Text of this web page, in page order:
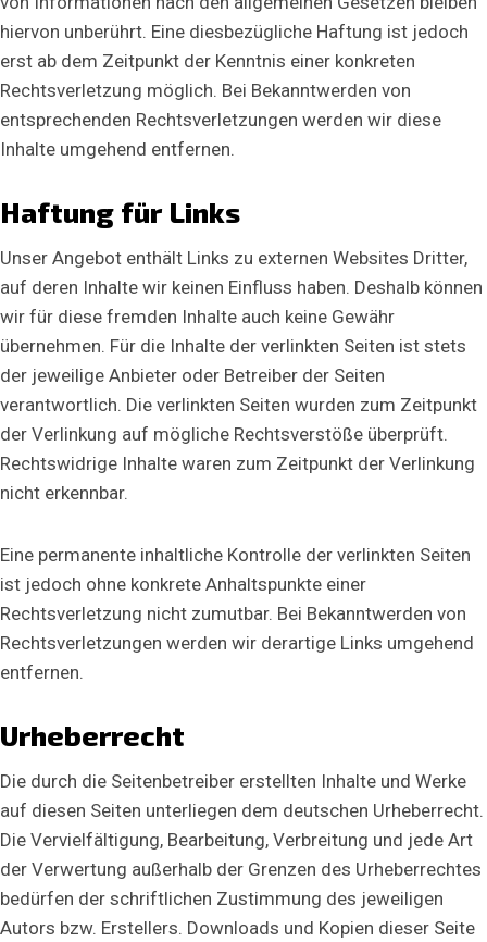
hiervon unberührt. Eine diesbezügliche Haftung ist jedoch
erst ab dem Zeitpunkt der Kenntnis einer konkreten
Rechtsverletzung möglich. Bei Bekanntwerden von
entsprechenden Rechtsverletzungen werden wir diese
Inhalte umgehend entfernen.
Haftung für Links
Unser Angebot enthält Links zu externen Websites Dritter,
auf deren Inhalte wir keinen Einfluss haben. Deshalb können
wir für diese fremden Inhalte auch keine Gewähr
übernehmen. Für die Inhalte der verlinkten Seiten ist stets
der jeweilige Anbieter oder Betreiber der Seiten
verantwortlich. Die verlinkten Seiten wurden zum Zeitpunkt
der Verlinkung auf mögliche Rechtsverstöße überprüft.
Rechtswidrige Inhalte waren zum Zeitpunkt der Verlinkung
nicht erkennbar.
Eine permanente inhaltliche Kontrolle der verlinkten Seiten
ist jedoch ohne konkrete Anhaltspunkte einer
Rechtsverletzung nicht zumutbar. Bei Bekanntwerden von
Rechtsverletzungen werden wir derartige Links umgehend
entfernen.
Urheberrecht
Die durch die Seitenbetreiber erstellten Inhalte und Werke
auf diesen Seiten unterliegen dem deutschen Urheberrecht.
Die Vervielfältigung, Bearbeitung, Verbreitung und jede Art
der Verwertung außerhalb der Grenzen des Urheberrechtes
bedürfen der schriftlichen Zustimmung des jeweiligen
Autors bzw. Erstellers. Downloads und Kopien dieser Seite
i
l
A
r
e
s
s
-
M
i
-
r
s
e
N
c
r
h
Vorname Nachname
E-Mail-Adresse*
Absenden